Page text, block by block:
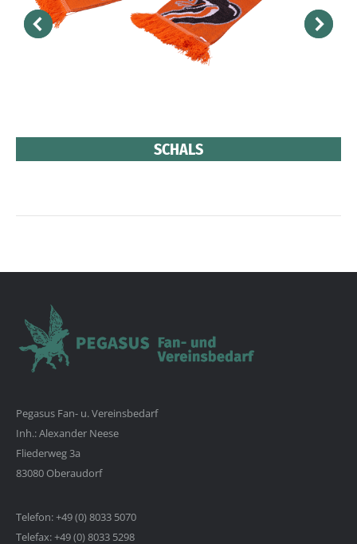
SCHALS
Pegasus Fan- u. Vereinsbedarf
Inh.: Alexander Neese
Fliederweg 3a
83080 Oberaudorf
Telefon: +49 (0) 8033 5070
Telefax: +49 (0) 8033 5298